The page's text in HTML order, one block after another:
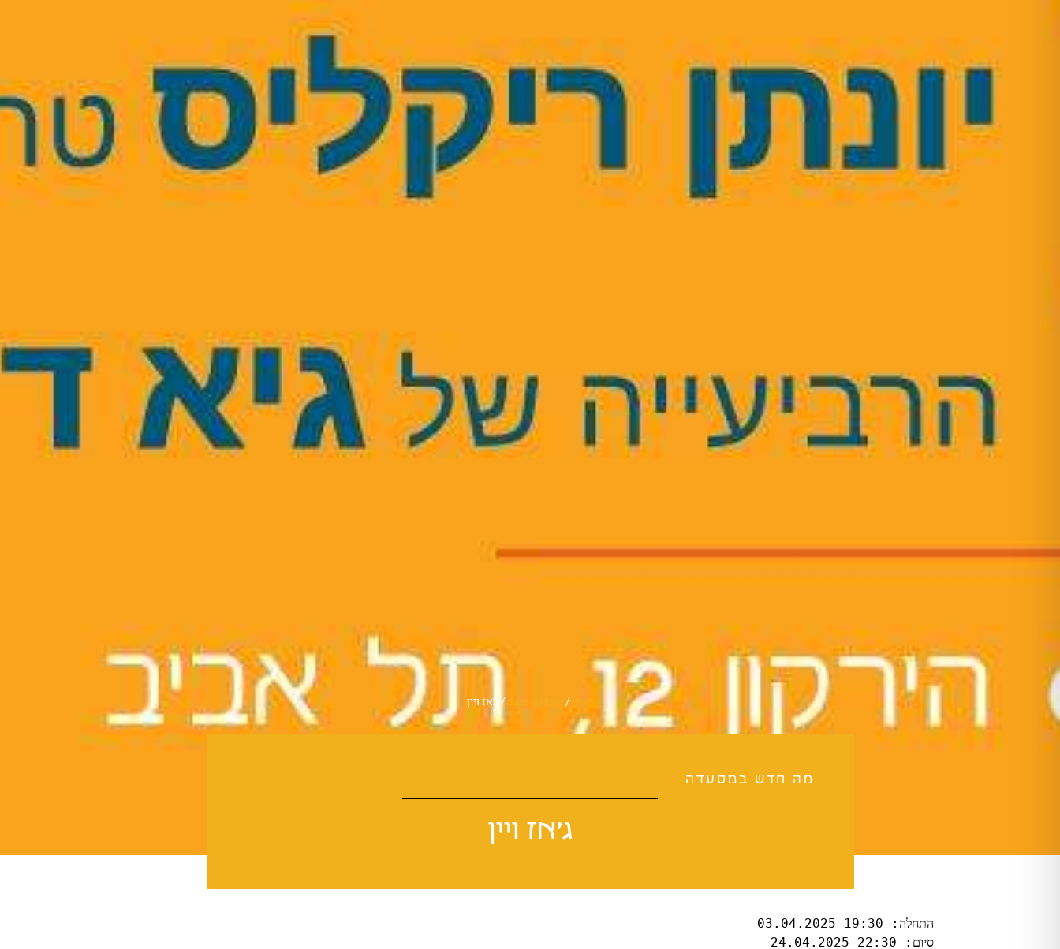
/
/ג׳אז ויין
מה חדש במסעדה
ג׳אז ויין